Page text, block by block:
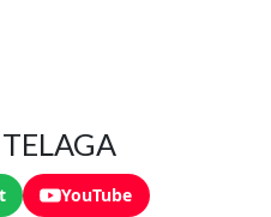
YouTube